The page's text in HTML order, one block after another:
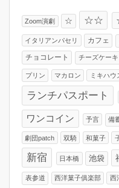
Zoom演劇 ☆ ☆☆
イタリアンパセリ カフェ
チョコレート
チーズケーキ
プリン マカロン ミキハウ
ランチパスポート
ワンコイン 予言 備
劇団patch 双騎 和菓子
新宿 日本橋 池袋
表参道 西洋菓子俱楽部 西